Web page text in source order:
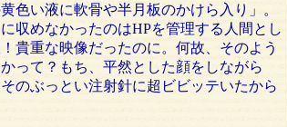
色い液に軟骨や半月板のかけら入り」。
収めなかったのはHPを管理する人間とし
貴重な映像だったのに。何故、そのよう
って？もち、平然とした顔をしながら
のぶっとい注射針に超ビビッテいたから